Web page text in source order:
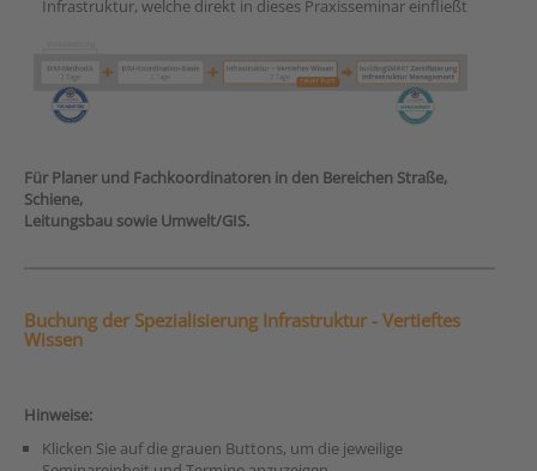
Infrastruktur, welche direkt in dieses Praxisseminar einfließt
Für Planer und Fachkoordinatoren in den Bereichen Straße,
Schiene,
Leitungsbau sowie Umwelt/GIS.
Buchung der Spezialisierung Infrastruktur - Vertieftes
Wissen
Hinweise:
Klicken Sie auf die grauen Buttons, um die jeweilige